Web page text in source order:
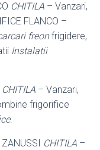
CHITILA – Vanzari,
FLANCO –
freonfrigidere,
Instalatii
CHITILA – Vanzari,
frigorifice
.
CHITILA –